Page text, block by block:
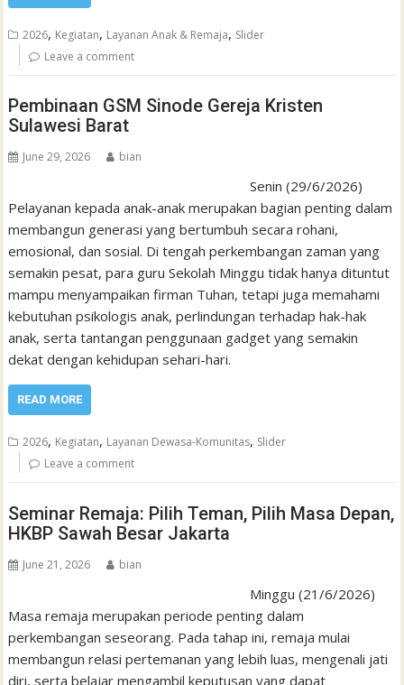
2026, Kegiatan, Layanan Anak & Remaja, Slider
Leave a comment
Pembinaan GSM Sinode Gereja Kristen
Sulawesi Barat
June 29, 2026 bian
Senin (29/6/2026)
Pelayanan kepada anak-anak merupakan bagian penting dalam
membangun generasi yang bertumbuh secara rohani,
emosional, dan sosial. Di tengah perkembangan zaman yang
semakin pesat, para guru Sekolah Minggu tidak hanya dituntut
mampu menyampaikan firman Tuhan, tetapi juga memahami
kebutuhan psikologis anak, perlindungan terhadap hak-hak
anak, serta tantangan penggunaan gadget yang semakin
dekat dengan kehidupan sehari-hari.
READ MORE
2026, Kegiatan, Layanan Dewasa-Komunitas, Slider
Leave a comment
Seminar Remaja: Pilih Teman, Pilih Masa Depan,
HKBP Sawah Besar Jakarta
June 21, 2026 bian
Minggu (21/6/2026)
Masa remaja merupakan periode penting dalam
perkembangan seseorang. Pada tahap ini, remaja mulai
membangun relasi pertemanan yang lebih luas, mengenali jati
diri, serta belajar mengambil keputusan yang dapat